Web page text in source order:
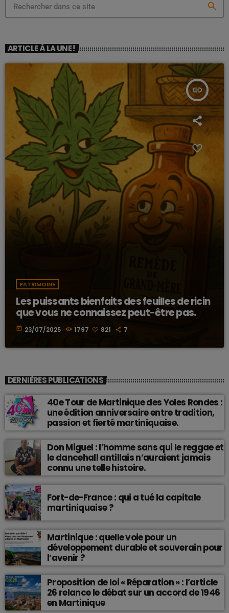
search
ARTICLE À LA UNE !
insert_link
PATRIMOINE
Les puissants bienfaits des feuilles de ricin
que vous ne connaissez peut-être pas.
today 23/07/2025 1797 821 7
DERNIÈRES PUBLICATIONS
40e Tour de Martinique des Yoles Rondes :
une édition anniversaire entre tradition,
passion et fierté martiniquaise.
Don Miguel : l’homme sans qui le reggae et
le dancehall antillais n’auraient jamais
connu une telle histoire.
Fort-de-France : qui a tué la capitale
martiniquaise ?
Martinique : quelle voie pour un
développement durable et souverain pour
l’avenir ?
Proposition de loi « Réparation » : l’article
26 relance le débat sur un accord de 1946
en Martinique